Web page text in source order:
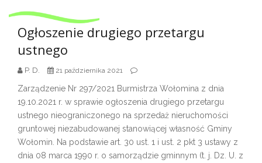
Ogłoszenie drugiego przetargu
ustnego
P. D. 21 października 2021
Zarządzenie Nr 297/2021 Burmistrza Wołomina z dnia
19.10.2021 r. w sprawie ogłoszenia drugiego przetargu
ustnego nieograniczonego na sprzedaż nieruchomości
gruntowej niezabudowanej stanowiącej własność Gminy
Wołomin. Na podstawie art. 30 ust. 1 i ust. 2 pkt 3 ustawy z
dnia 08 marca 1990 r. o samorządzie gminnym (t. j. Dz. U. z